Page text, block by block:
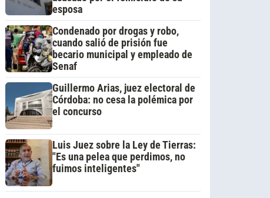
esposa
Condenado por drogas y robo,
cuando salió de prisión fue
becario municipal y empleado de
Senaf
Guillermo Arias, juez electoral de
Córdoba: no cesa la polémica por
el concurso
Luis Juez sobre la Ley de Tierras:
"Es una pelea que perdimos, no
fuimos inteligentes"